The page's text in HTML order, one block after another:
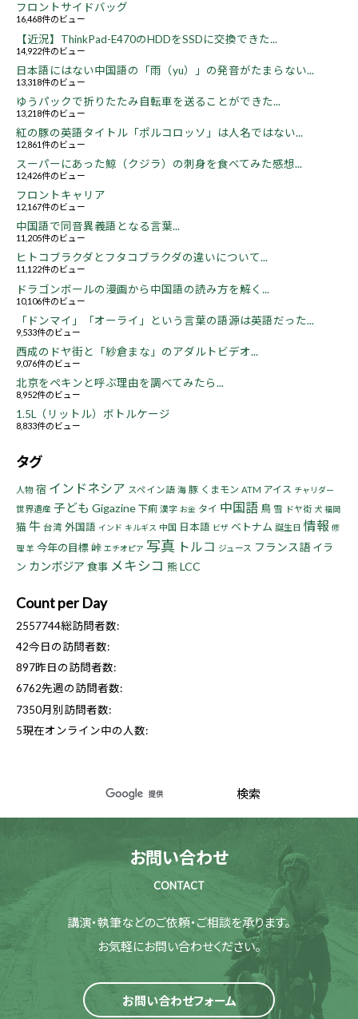
フロントサイドバッグ
16,468件のビュー
【近況】ThinkPad-E470のHDDをSSDに交換できた...
14,922件のビュー
日本語にはない中国語の「雨（yu）」の発音がたまらない...
13,318件のビュー
ゆうパックで折りたたみ自転車を送ることができた...
13,218件のビュー
紅の豚の英語タイトル「ポルコロッソ」は人名ではない...
12,861件のビュー
スーパーにあった鯨（クジラ）の刺身を食べてみた感想...
12,426件のビュー
フロントキャリア
12,167件のビュー
中国語で同音異義語となる言葉...
11,205件のビュー
ヒトコブラクダとフタコブラクダの違いについて...
11,122件のビュー
ドラゴンボールの漫画から中国語の読み方を解く...
10,106件のビュー
「ドンマイ」「オーライ」という言葉の語源は英語だった...
9,533件のビュー
西成のドヤ街と「紗倉まな」のアダルトビデオ...
9,076件のビュー
北京をペキンと呼ぶ理由を調べてみたら...
8,952件のビュー
1.5L（リットル）ボトルケージ
8,833件のビュー
タグ
人物 宿 インドネシア スペイン語 海 豚 くまモン ATM アイス チャリダー
世界遺産 子ども Gigazine 下痢 漢字 お金 タイ 中国語 鳥 雪 ドヤ街 犬 福岡
猫牛 台湾 外国語 インド キルギス 中国 日本語 ビザ ベトナム 誕生日 情報 修
理 羊 今年の目標峠 エチオピア 写真 トルコ ジュース フランス語 イラ
ン カンボジア 食事 メキシコ 熊LCC
Count per Day
2557744総訪問者数:
42今日の訪問者数:
897昨日の訪問者数:
6762先週の訪問者数:
7350月別訪問者数:
5現在オンライン中の人数:
お問い合わせ
CONTACT
講演・執筆などのご依頼・ご相談を承ります。
お気軽にお問い合わせください。
お問い合わせフォーム